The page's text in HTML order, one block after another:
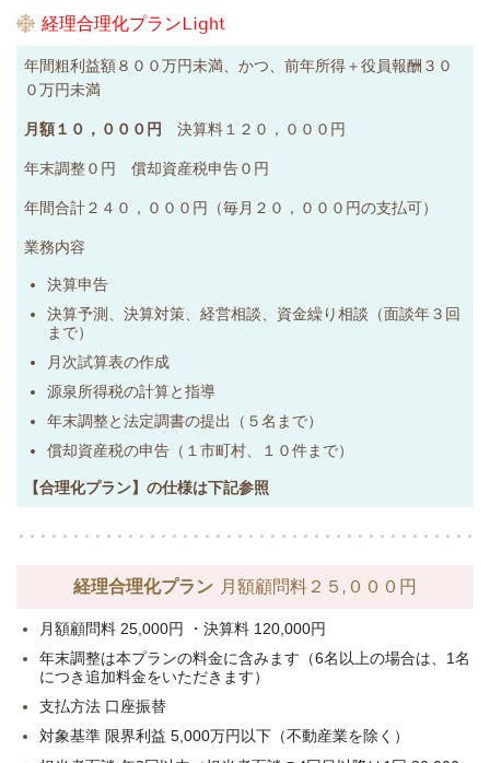
経理合理化プランLight
年間粗利益額８００万円未満、かつ、前年所得＋役員報酬３０
０万円未満
月額１０，０００円 決算料１２０，０００円
年末調整０円 償却資産税申告０円
年間合計２４０，０００円（毎月２０，０００円の支払可）
業務内容
決算申告
決算予測、決算対策、経営相談、資金繰り相談（面談年３回
まで）
月次試算表の作成
源泉所得税の計算と指導
年末調整と法定調書の提出（５名まで）
償却資産税の申告（１市町村、１０件まで）
【合理化プラン】の仕様は下記参照
経理合理化プラン 月額顧問料２５,０００円
月額顧問料 25,000円 ・決算料 120,000円
年末調整は本プランの料金に含みます（6名以上の場合は、1名
につき追加料金をいただきます）
支払方法 口座振替
対象基準 限界利益 5,000万円以下（不動産業を除く）